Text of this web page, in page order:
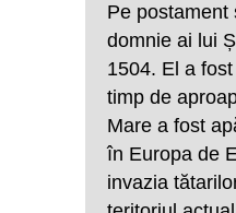
Pe postament
domnie ai lui
1504. El a
timp de
Mare a fost
în Europa de
invazia